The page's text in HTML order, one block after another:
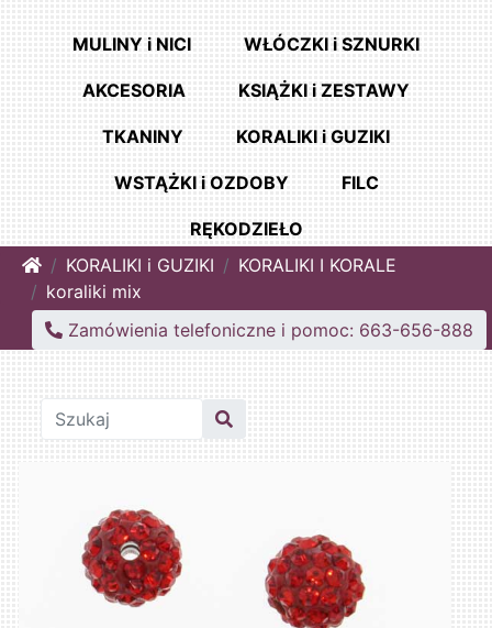
MULINY i NICI WŁÓCZKI i SZNURKI
AKCESORIA KSIĄŻKI i ZESTAWY
TKANINY KORALIKI i GUZIKI
WSTĄŻKI i OZDOBY FILC
RĘKODZIEŁO
HomeKORALIKI i GUZIKI
KORALIKI I KORALE
koraliki mix
Zamówienia telefoniczne i pomoc: 663-656-888